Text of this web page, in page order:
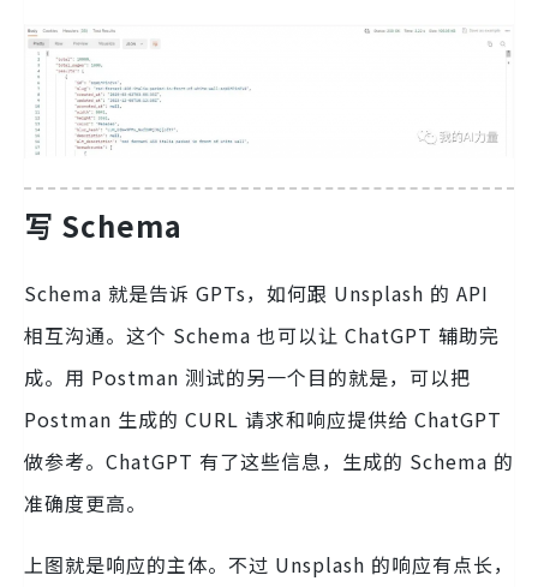
写 Schema
Schema 就是告诉 GPTs，如何跟 Unsplash 的 API
相互沟通。这个 Schema 也可以让 ChatGPT 辅助完
成。用 Postman 测试的另一个目的就是，可以把
Postman 生成的 CURL 请求和响应提供给 ChatGPT
做参考。ChatGPT 有了这些信息，生成的 Schema 的
准确度更高。
上图就是响应的主体。不过 Unsplash 的响应有点长，